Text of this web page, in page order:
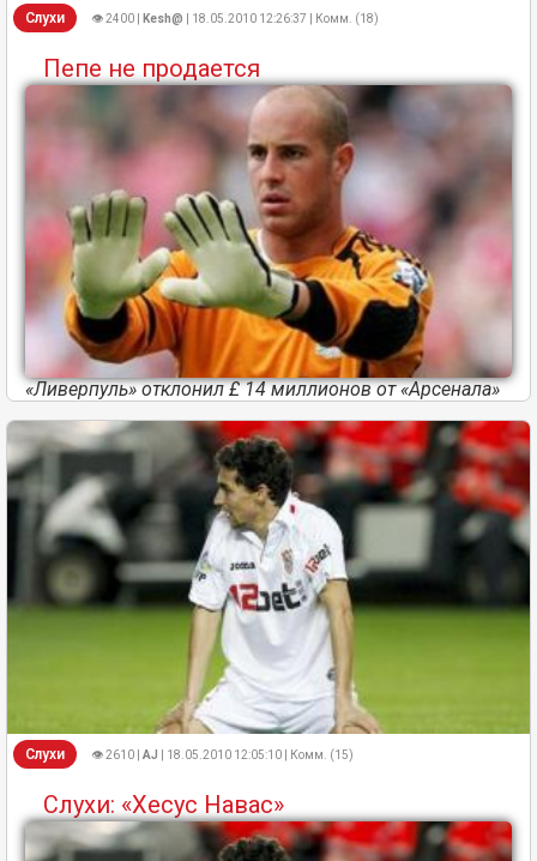
Слухи 👁 2400 | Kesh@ | 18.05.2010 12:26:37 | Комм. (18)
Пепе не продается
«Ливерпуль» отклонил £ 14 миллионов от «Арсенала»
Слухи 👁 2610 | AJ | 18.05.2010 12:05:10 | Комм. (15)
Слухи: «Хесус Навас»